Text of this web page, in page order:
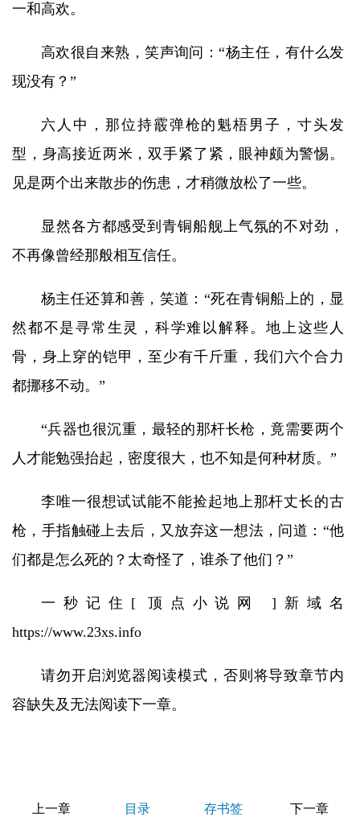
一和高欢。
高欢很自来熟，笑声询问：“杨主任，有什么发
现没有？”
六人中，那位持霰弹枪的魁梧男子，寸头发
型，身高接近两米，双手紧了紧，眼神颇为警惕。
见是两个出来散步的伤患，才稍微放松了一些。
显然各方都感受到青铜船舰上气氛的不对劲，
不再像曾经那般相互信任。
杨主任还算和善，笑道：“死在青铜船上的，显
然都不是寻常生灵，科学难以解释。地上这些人
骨，身上穿的铠甲，至少有千斤重，我们六个合力
都挪移不动。”
“兵器也很沉重，最轻的那杆长枪，竟需要两个
人才能勉强抬起，密度很大，也不知是何种材质。”
李唯一很想试试能不能捡起地上那杆丈长的古
枪，手指触碰上去后，又放弃这一想法，问道：“他
们都是怎么死的？太奇怪了，谁杀了他们？”
一秒记住[ 顶点小说网 ]新域名
https://www.23xs.info
请勿开启浏览器阅读模式，否则将导致章节内
容缺失及无法阅读下一章。
上一章 目录 存书签 下一章